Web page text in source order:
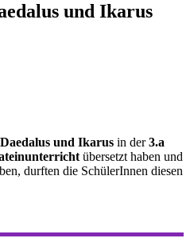
und Ikarus
und Ikarus in der3.a
übersetzt haben und
durften die SchülerInnen diesen